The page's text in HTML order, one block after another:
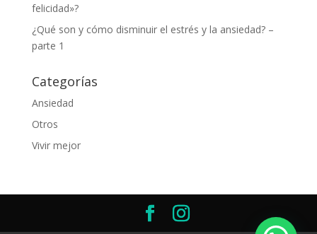
felicidad»?
¿Qué son y cómo disminuir el estrés y la ansiedad? –
parte 1
Categorías
Ansiedad
Otros
Vivir mejor